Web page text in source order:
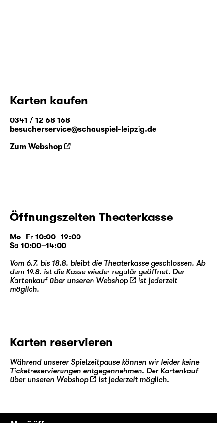
Karten kaufen
0341 / 12 68 168
besucherservice@schauspiel-leipzig.de
Zum Webshop
Öffnungszeiten Theaterkasse
Mo–Fr 10:00–19:00
Sa 10:00–14:00
Vom 6.7. bis 18.8. bleibt die Theaterkasse geschlossen. Ab
dem 19.8. ist die Kasse wieder regulär geöffnet. Der
Kartenkauf über unseren Webshop
ist jederzeit
möglich.
Karten reservieren
Während unserer Spielzeitpause können wir leider keine
Ticketreservierungen entgegennehmen. Der Kartenkauf
über unseren Webshop ist jederzeit möglich.